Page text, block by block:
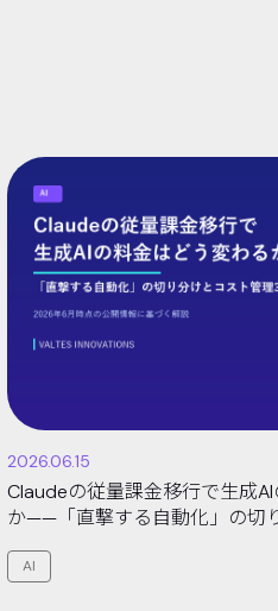
2026.06.15
Claudeの従量課金移行で生成
か——「直撃する自動化」の切
AI